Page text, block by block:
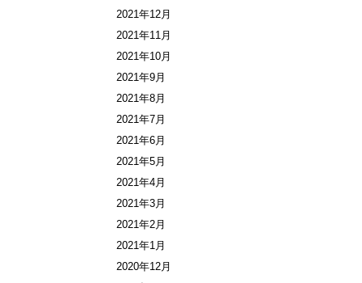
2021年12月
2021年11月
2021年10月
2021年9月
2021年8月
2021年7月
2021年6月
2021年5月
2021年4月
2021年3月
2021年2月
2021年1月
2020年12月